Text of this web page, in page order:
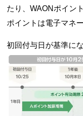
たり、WAONポイン
ポイントは電子マネ
初回付与日が基準に